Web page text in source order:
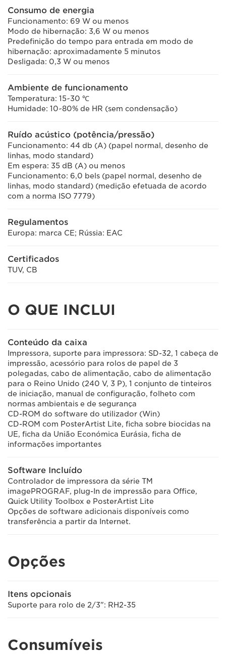
Consumo de energia
Funcionamento: 69 W ou menos
Modo de hibernação: 3,6 W ou menos
Predefinição do tempo para entrada em modo de
hibernação: aproximadamente 5 minutos
Desligada: 0,3 W ou menos
Ambiente de funcionamento
Temperatura: 15~30 ℃
Humidade: 10~80% de HR (sem condensação)
Ruído acústico (potência/pressão)
Funcionamento: 44 db (A) (papel normal, desenho de
linhas, modo standard)
Em espera: 35 dB (A) ou menos
Funcionamento: 6,0 bels (papel normal, desenho de
linhas, modo standard) (medição efetuada de acordo
com a norma ISO 7779)
Regulamentos
Europa: marca CE; Rússia: EAC
Certificados
TUV, CB
O QUE INCLUI
Conteúdo da caixa
Impressora, suporte para impressora: SD-32, 1 cabeça de
impressão, acessório para rolos de papel de 3
polegadas, cabo de alimentação, cabo de alimentação
para o Reino Unido (240 V, 3 P), 1 conjunto de tinteiros
de iniciação, manual de configuração, folheto com
normas ambientais e de segurança
CD-ROM do software do utilizador (Win)
CD-ROM com PosterArtist Lite, ficha sobre biocidas na
UE, ficha da União Económica Eurásia, ficha de
informações importantes
Software Incluído
Controlador de impressora da série TM
imagePROGRAF, plug-In de impressão para Office,
Quick Utility Toolbox e PosterArtist Lite
Opções de software adicionais disponíveis como
transferência a partir da Internet.
Opções
Itens opcionais
Suporte para rolo de 2/3": RH2-35
Consumíveis